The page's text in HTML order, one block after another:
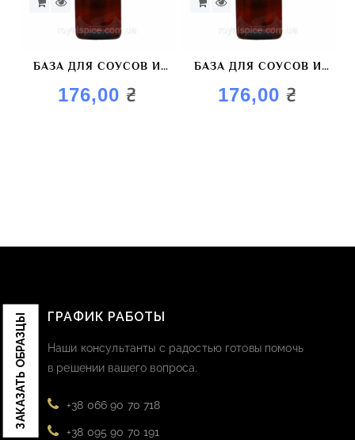
ЗАКАЗАТЬ ОБРАЗЦЫ
БАЗА ДЛЯ СОУСОВ И
МАРИНАДОВ
«АРОМАГОЛД ВИШНЯ»
176,00 ₴
БАЗА ДЛЯ СОУСОВ И
МАРИНАДОВ
AROMAGOLD «ВИШНЯ»
176,00₴
ГРАФИК РАБОТЫ
Наши консультанты с радостью готовы помочь
в решении вашего вопроса.
+38 066 90 70 718
+38 095 90 70 191